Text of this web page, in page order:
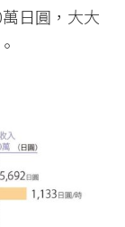
日圓，大大